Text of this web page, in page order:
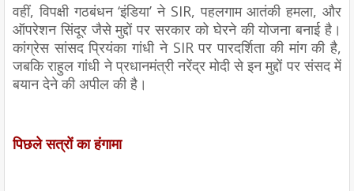
वहीं, विपक्षी गठबंधन ‘इंडिया’ ने SIR, पहलगाम आतंकी हमला, और
ऑपरेशन सिंदूर जैसे मुद्दों पर सरकार को घेरने की योजना बनाई है।
कांग्रेस सांसद प्रियंका गांधी ने SIR पर पारदर्शिता की मांग की है,
जबकि राहुल गांधी ने प्रधानमंत्री नरेंद्र मोदी से इन मुद्दों पर संसद में
बयान देने की अपील की है।
पिछले सत्रों का हंगामा